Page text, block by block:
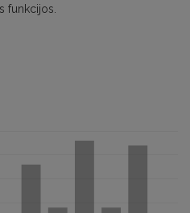
funkcijos.